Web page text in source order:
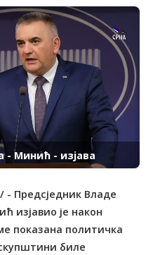
- Минић - изјава
Предсједник Владе
изјавио је након
показана политичка
биле